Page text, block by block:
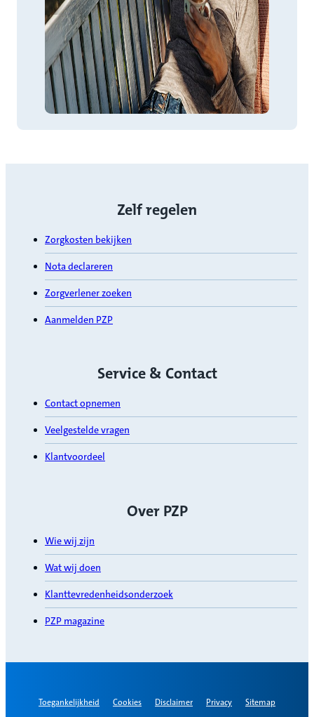
Zelf regelen
Zorgkosten bekijken
Nota declareren
Zorgverlener zoeken
Aanmelden PZP
Service & Contact
Contact opnemen
Veelgestelde vragen
Klantvoordeel
Over PZP
Wie wij zijn
Wat wij doen
Klanttevredenheidsonderzoek
PZP magazine
Toegankelijkheid Cookies Disclaimer Privacy Sitemap